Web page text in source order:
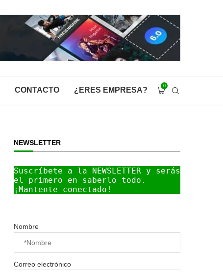
CONTACTO ¿ERES EMPRESA? 0
NEWSLETTER
Suscríbete a la NEWSLETTER y serás
el primero en saberlo todo.
¡Mantente conectado!
Nombre
Correo electrónico